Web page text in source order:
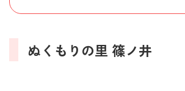
ぬくもりの里 篠ノ井